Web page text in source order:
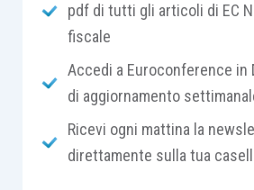
disciplina degli enti non
riforma del terzo settore), non
specificità riconosciuta dal
alle
attività sportive.
Dato per scontato che il
pdf di tutti gli articoli di EC
fiscale
Accedi a Euroconference
di aggiornamento
Ricevi ogni mattina la
direttamente sulla tua